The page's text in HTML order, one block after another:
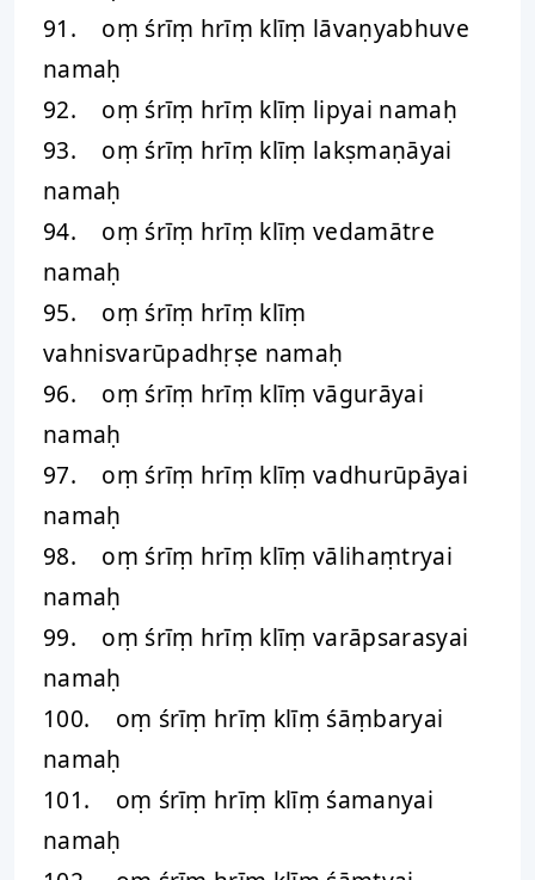
91. oṃ śrīṃ hrīṃ klīṃ lāvaṇyabhuve
namaḥ
92. oṃ śrīṃ hrīṃ klīṃ lipyai namaḥ
93. oṃ śrīṃ hrīṃ klīṃ lakṣmaṇāyai
namaḥ
94. oṃ śrīṃ hrīṃ klīṃ vedamātre
namaḥ
95. oṃ śrīṃ hrīṃ klīṃ
vahnisvarūpadhṛṣe namaḥ
96. oṃ śrīṃ hrīṃ klīṃ vāgurāyai
namaḥ
97. oṃ śrīṃ hrīṃ klīṃ vadhurūpāyai
namaḥ
98. oṃ śrīṃ hrīṃ klīṃ vālihaṃtryai
namaḥ
99. oṃ śrīṃ hrīṃ klīṃ varāpsarasyai
namaḥ
100. oṃ śrīṃ hrīṃ klīṃ śāṃbaryai
namaḥ
101. oṃ śrīṃ hrīṃ klīṃ śamanyai
namaḥ